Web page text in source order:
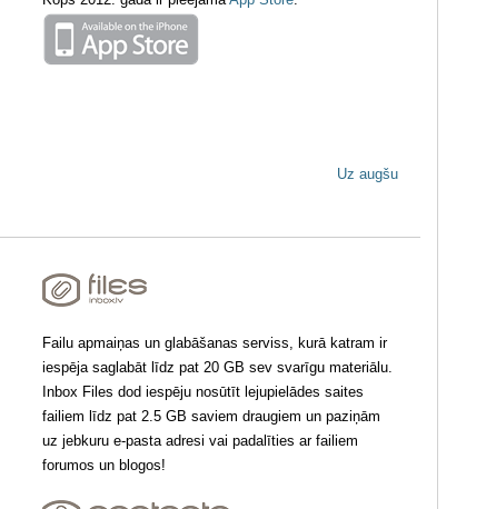
Uz augšu
Failu apmaiņas un glabāšanas serviss, kurā katram ir
iespēja saglabāt līdz pat 20 GB sev svarīgu materiālu.
Inbox Files dod iespēju nosūtīt lejupielādes saites
failiem līdz pat 2.5 GB saviem draugiem un paziņām
uz jebkuru e-pasta adresi vai padalīties ar failiem
forumos un blogos!